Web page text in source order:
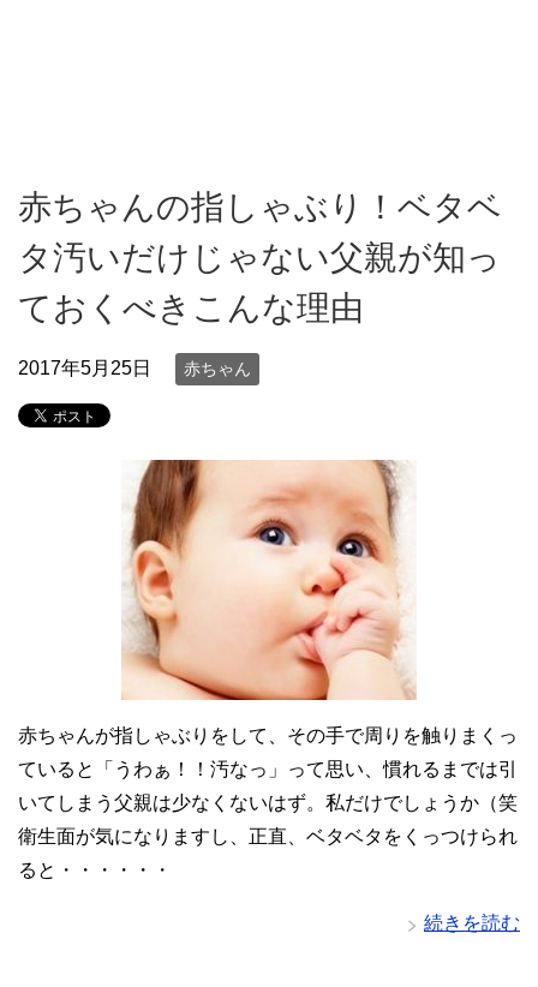
赤ちゃんの指しゃぶり！ベタベ
タ汚いだけじゃない父親が知っ
ておくべきこんな理由
2017年5月25日 赤ちゃん
赤ちゃんが指しゃぶりをして、その手で周りを触りまくっ
ていると「うわぁ！！汚なっ」って思い、慣れるまでは引
いてしまう父親は少なくないはず。私だけでしょうか（笑
衛生面が気になりますし、正直、ベタベタをくっつけられ
ると・・・・・・
続きを読む